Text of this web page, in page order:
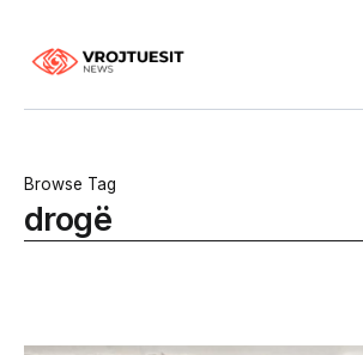
Browse Tag
drogë